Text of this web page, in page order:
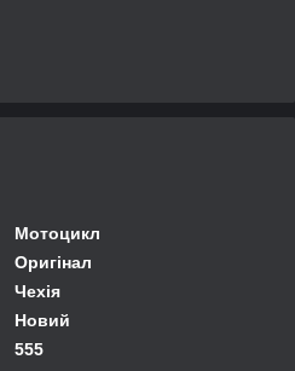
Мотоцикл
Оригінал
Чехія
Новий
555